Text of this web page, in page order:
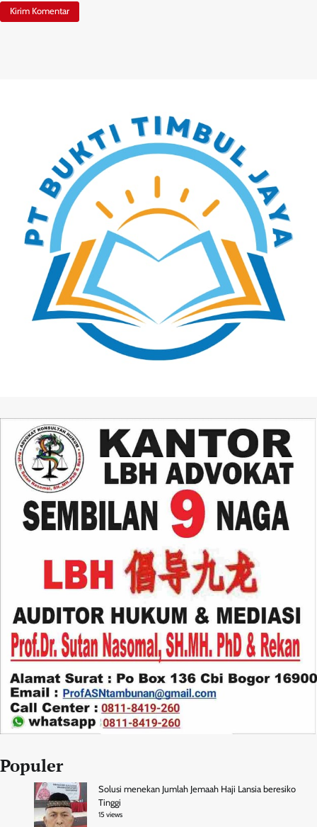
Populer
Solusi menekan Jumlah Jemaah Haji Lansia beresiko
Tinggi
15 views